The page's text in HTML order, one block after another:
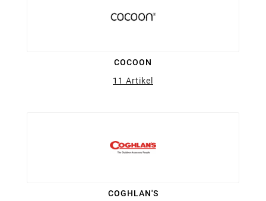
COCOON
11 Artikel
COGHLAN'S